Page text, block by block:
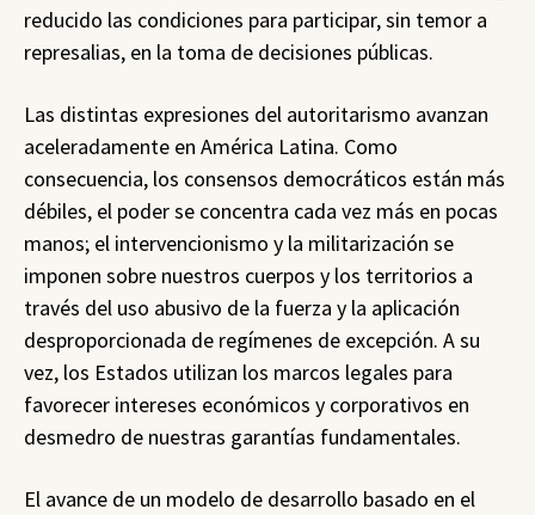
reducido las condiciones para participar, sin temor a
represalias, en la toma de decisiones públicas.
Las distintas expresiones del autoritarismo avanzan
aceleradamente en América Latina. Como
consecuencia, los consensos democráticos están más
débiles, el poder se concentra cada vez más en pocas
manos; el intervencionismo y la militarización se
imponen sobre nuestros cuerpos y los territorios a
través del uso abusivo de la fuerza y la aplicación
desproporcionada de regímenes de excepción. A su
vez, los Estados utilizan los marcos legales para
favorecer intereses económicos y corporativos en
desmedro de nuestras garantías fundamentales.
El avance de un modelo de desarrollo basado en el